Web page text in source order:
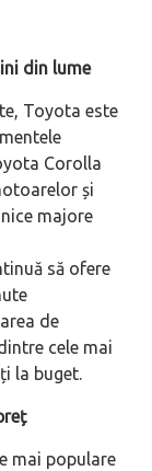
din lume
Toyota este
Corolla
și
majore
să ofere
de
cele mai
la buget.
mai populare